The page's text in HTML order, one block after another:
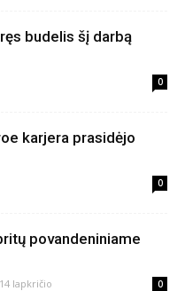
budelis šį darbą
0
karjera prasidėjo
0
povandeniniame
lapkričio 0